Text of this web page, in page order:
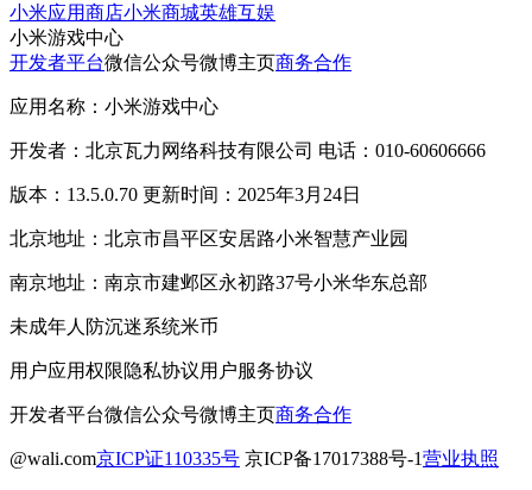
小米应用商店小米商城英雄互娱
小米游戏中心
开发者平台微信公众号微博主页商务合作
应用名称：小米游戏中心
开发者：北京瓦力网络科技有限公司 电话：010-60606666
版本：13.5.0.70 更新时间：2025年3月24日
北京地址：北京市昌平区安居路小米智慧产业园
南京地址：南京市建邺区永初路37号小米华东总部
未成年人防沉迷系统米币
用户应用权限隐私协议用户服务协议
开发者平台微信公众号微博主页商务合作
@wali.com京ICP证110335号 京ICP备17017388号-1营业执照